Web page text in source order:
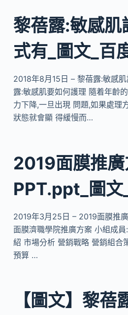
黎蓓露:敏感肌
式有_圖文_百
2018年8月15日 – 黎蓓露:敏感
露:敏感肌要如何護理 隨着年齡
力下降,一旦出現 問題,如果處理
狀態就會顯 得緩慢而…
2019面膜推
PPT.ppt_圖文
2019年3月25日 – 2019面膜推
面膜濟職學院推廣方案 小組成
紹 市場分析 營銷戰略 營銷組合
預算 …
【圖文】黎蓓